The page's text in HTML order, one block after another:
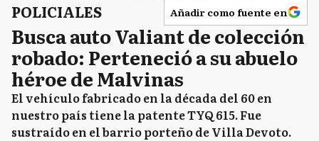
POLICIALES Añadir como fuente en
Busca auto Valiant de colección
robado: Perteneció a su abuelo
héroe de Malvinas
El vehículo fabricado en la década del 60 en
nuestro país tiene la patente TYQ 615. Fue
sustraído en el barrio porteño de Villa Devoto.